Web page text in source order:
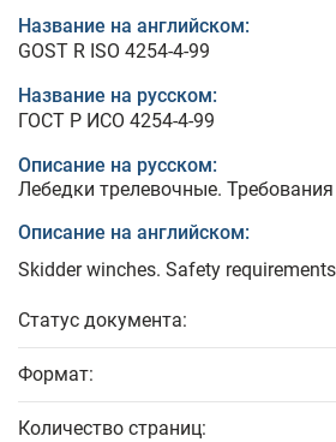
Название на английском:
GOST R ISO 4254-4-99
Название на русском:
ГОСТ Р ИСО 4254-4-99
Описание на русском:
Лебедки трелевочные. Требования
Описание на английском:
Skidder winches. Safety requirements
Статус документа:
Формат:
Количество страниц: